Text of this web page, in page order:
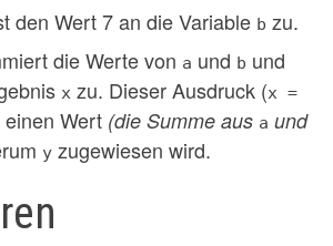
den Wert 7 an die Variable b zu.
die Werte von a und b und
x zu. Dieser Ausdruck (x =
Wert (die Summe aus a und
y zugewiesen wird.